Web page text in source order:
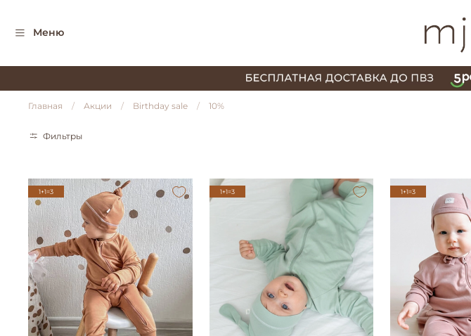
Меню
Главная Акции Birthday sale 10%
Фильтры
1+1=3 1+1=3 1+1=3